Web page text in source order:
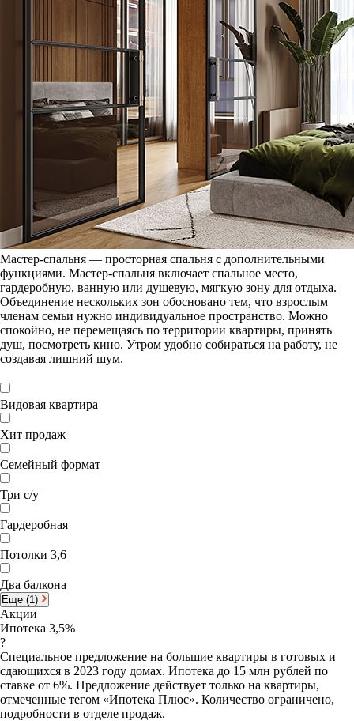
Мастер-спальня — просторная спальня с дополнительными
функциями. Мастер-спальня включает спальное место,
гардеробную, ванную или душевую, мягкую зону для отдыха.
Объединение нескольких зон обосновано тем, что взрослым
членам семьи нужно индивидуальное пространство. Можно
спокойно, не перемещаясь по территории квартиры, принять
душ, посмотреть кино. Утром удобно собираться на работу, не
создавая лишний шум.
Видовая квартира
Хит продаж
Семейный формат
Три с/у
Гардеробная
Потолки 3,6
Два балкона
Еще (1)
Акции
Ипотека 3,5%
?
Специальное предложение на большие квартиры в готовых и
сдающихся в 2023 году домах. Ипотека до 15 млн рублей по
ставке от 6%. Предложение действует только на квартиры,
отмеченные тегом «Ипотека Плюс». Количество ограничено,
подробности в отделе продаж.